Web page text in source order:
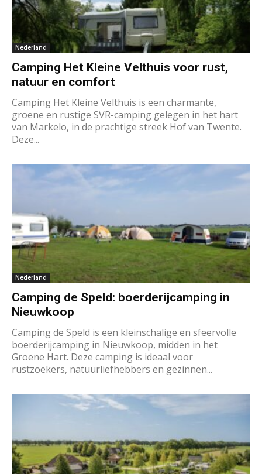
Nederland
Camping Het Kleine Velthuis voor rust,
natuur en comfort
Camping Het Kleine Velthuis is een charmante,
groene en rustige SVR-camping gelegen in het hart
van Markelo, in de prachtige streek Hof van Twente.
Deze...
Nederland
Camping de Speld: boerderijcamping in
Nieuwkoop
Camping de Speld is een kleinschalige en sfeervolle
boerderijcamping in Nieuwkoop, midden in het
Groene Hart. Deze camping is ideaal voor
rustzoekers, natuurliefhebbers en gezinnen...